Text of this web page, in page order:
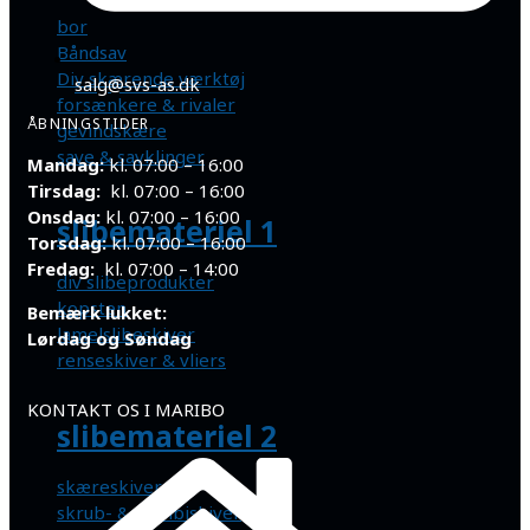
bor
Båndsav
Div skærende værktøj
forsænkere & rivaler
gevindskære
save & savklinger
slibemateriel 1
div slibeprodukter
kopsten
lamelslibeskiver
renseskiver & vliers
slibemateriel 2
skæreskiver
skrub- & kombiskiver
salg@svs-as.dk
ÅBNINGSTIDER
Mandag:kl. 07:00 – 16:00
Tirsdag: kl. 07:00 – 16:00
Onsdag: kl. 07:00 – 16:00
Torsdag:kl. 07:00 – 16:00
Fredag: kl. 07:00 – 14:00
Bemærk lukket:
Lørdag og Søndag
KONTAKT OS I MARIBO